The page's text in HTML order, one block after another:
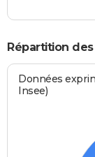
Répartition
Données
Insee)